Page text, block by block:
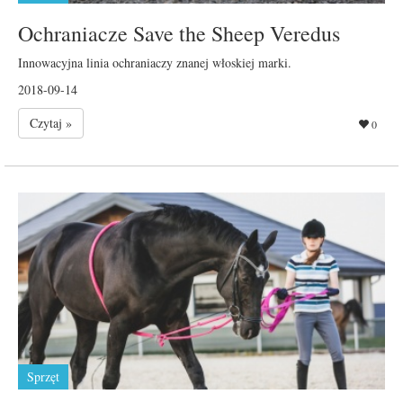
Ochraniacze Save the Sheep Veredus
Innowacyjna linia ochraniaczy znanej włoskiej marki.
2018-09-14
Czytaj »
0
Sprzęt